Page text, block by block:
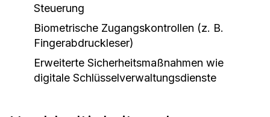
Steuerung
Biometrische Zugangskontrollen (z. B.
Fingerabdruckleser)
Erweiterte Sicherheitsmaßnahmen wie
digitale Schlüsselverwaltungsdienste